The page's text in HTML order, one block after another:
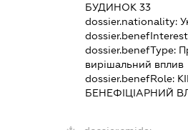
БУДИНОК 33
dossier.nationality:
dossier.benefType:
вирішальний вплив
dossier.benefRole:
БЕНЕФІЦІАРНИЙ